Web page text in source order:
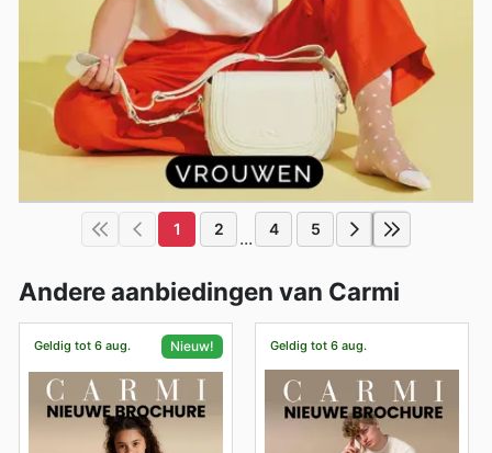
1 2 ... 4 5
Andere aanbiedingen van Carmi
Geldig tot 6 aug. Nieuw! Geldig tot 6 aug.